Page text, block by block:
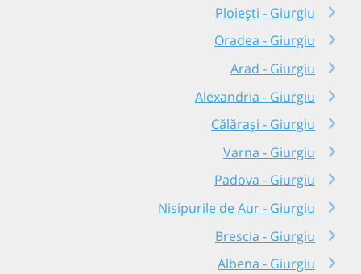
Ploiești - Giurgiu
Oradea - Giurgiu
Arad - Giurgiu
Alexandria - Giurgiu
Călărași - Giurgiu
Varna - Giurgiu
Padova - Giurgiu
Nisipurile de Aur - Giurgiu
Brescia - Giurgiu
Albena - Giurgiu